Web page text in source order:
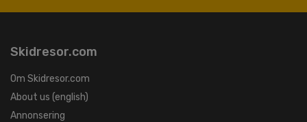
Skidresor.com
Om Skidresor.com
About us (english)
Annonsering